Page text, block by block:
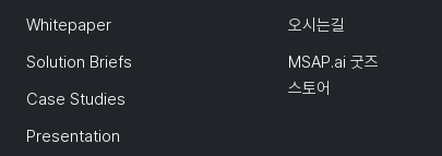
Whitepaper
Solution Briefs
Case Studies
Presentation
오시는길
MSAP.ai 굿즈
스토어